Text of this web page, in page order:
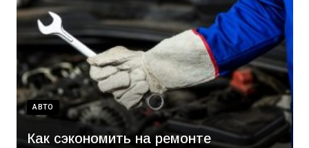
АВТО
Как сэкономить на ремонте